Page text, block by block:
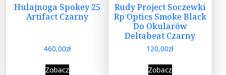
Hulajnoga Spokey 25
Artifact Czarny
460,00zł
Zobacz
Rudy Project Soczewki
Rp Optics Smoke Black
Do Okularów
Deltabeat Czarny
120,00zł
Zobacz